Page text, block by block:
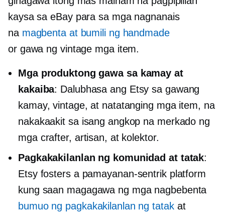
kaysa sa eBay para sa mga nagnanais
na magbenta at bumili ng handmade
or gawa ng vintage mga item.
Mga produktong gawa sa kamay at
kakaiba: Dalubhasa ang Etsy sa gawang
kamay, vintage, at natatanging mga item, na
nakakaakit sa isang angkop na merkado ng
mga crafter, artisan, at kolektor.
Pagkakakilanlan ng komunidad at tatak:
Etsy fosters a pamayanan-sentrikplatform
kung saan magagawa ng mga nagbebenta
bumuo ng pagkakakilanlan ng tatakat